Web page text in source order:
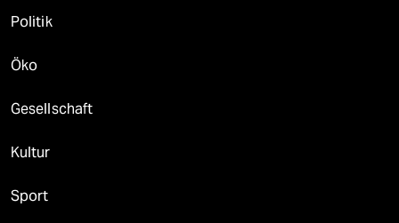
Politik
Öko
Gesellschaft
Kultur
Sport